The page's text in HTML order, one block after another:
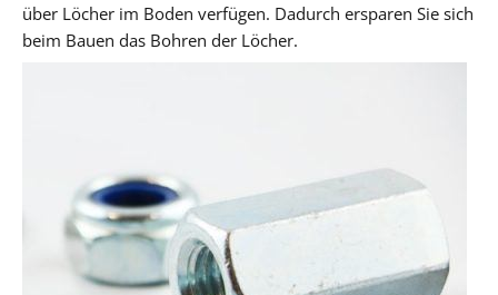
über Löcher im Boden verfügen. Dadurch ersparen Sie sich
beim Bauen das Bohren der Löcher.